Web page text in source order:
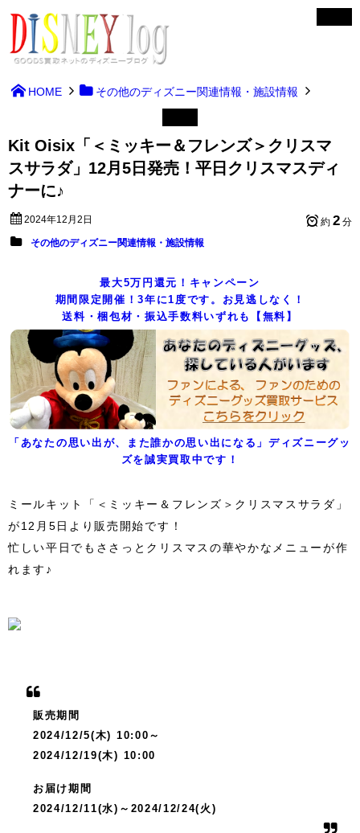
HOME その他のディズニー関連情報・施設情報
Kit Oisix「＜ミッキー＆フレンズ＞クリスマ
スサラダ」12月5日発売！平日クリスマスディ
ナーに♪
2024年12月2日 約 2 分
その他のディズニー関連情報・施設情報
最大5万円還元！キャンペーン
期間限定開催！3年に1度です。お見逃しなく！
送料・梱包材・振込手数料いずれも【無料】
「あなたの思い出が、また誰かの思い出になる」ディズニーグッ
ズを誠実買取中です！
ミールキット「＜ミッキー＆フレンズ＞クリスマスサラダ」
が12月5日より販売開始です！
忙しい平日でもささっとクリスマスの華やかなメニューが作
れます♪
販売期間
2024/12/5(木) 10:00～
2024/12/19(木) 10:00
お届け期間
2024/12/11(水)～2024/12/24(火)